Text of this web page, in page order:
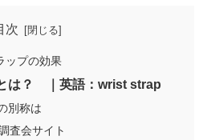
次
プの効果
は？ ｜英語：wrist strap
別称は
査会サイト